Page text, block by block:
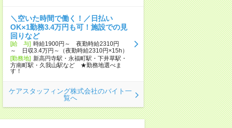
＼空いた時間で働く！／日払い
OK×1勤務3.4万円も可！施設での見
回りなど
[給 与] 時給1900円～ 夜勤時給2310円
～ 日収3.4万円～（夜勤時給2310円×15h）
[勤務地] 新高円寺駅・永福町駅・下井草駅・
方南町駅・久我山駅など ★勤務地選べま
す！
ケアスタッフィング株式会社のバイト一
覧へ